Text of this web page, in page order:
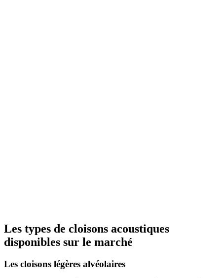
Les types de cloisons acoustiques
disponibles sur le marché
Les cloisons légères alvéolaires